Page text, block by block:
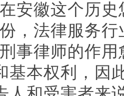
在安徽这个历
份，法律服务
刑事律师的作
基本权利，因